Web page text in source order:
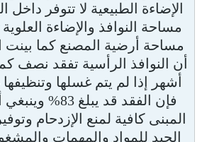
الإضاءة الطبيعية لا تتوفر داخل
مساحة أرضية المصنع كما بينت
أن النوافذ الرأسية تفقد نصف
أشهر إذا لم يتم غسلها
فإن الفقد قد
المبنى كافية لمنع الإزدحام
الجيد للمواد والمهمات